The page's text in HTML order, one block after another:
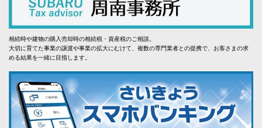
相続時や建物の購入売却時の相続税・資産税のご相談。
大切に育てた事業の譲渡や事業の拡大にむけて、複数の専門業者との提携で、お客さまの求
める結果を一緒に目指します。